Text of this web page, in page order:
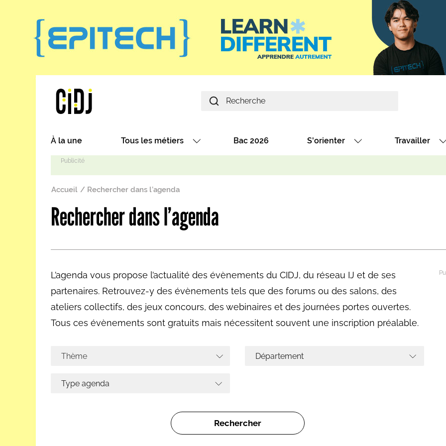
Main navigation
À la une Tous les métiers
Les métiers par centres d'intérêt
Bac 2026 S'orienter
Les écoles se présentent
Grâce à l'alternance
Travailler
Fil d'Ariane
Accueil Rechercher dans l’agenda
Rechercher dans l’agenda
L’agenda vous propose l’actualité des évènements du CIDJ, du réseau IJ et de ses
partenaires. Retrouvez-y des évènements tels que des forums ou des salons, des
ateliers collectifs, des jeux concours, des webinaires et des journées portes ouvertes.
Tous ces évènements sont gratuits mais nécessitent souvent une inscription préalable.
Thème